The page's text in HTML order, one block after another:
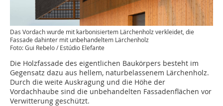
Das Vordach wurde mit karbonisiertem Lärchenholz verkleidet, die
Fassade dahinter mit unbehandeltem Lärchenholz
Foto: Gui Rebelo / Estúdio Elefante
Die Holzfassade des eigentlichen Baukörpers besteht im
Gegensatz dazu aus hellem, naturbelassenem Lärchenholz.
Durch die weite Auskragung und die Höhe der
Vordachhaube sind die unbehandelten Fassadenflächen vor
Verwitterung geschützt.